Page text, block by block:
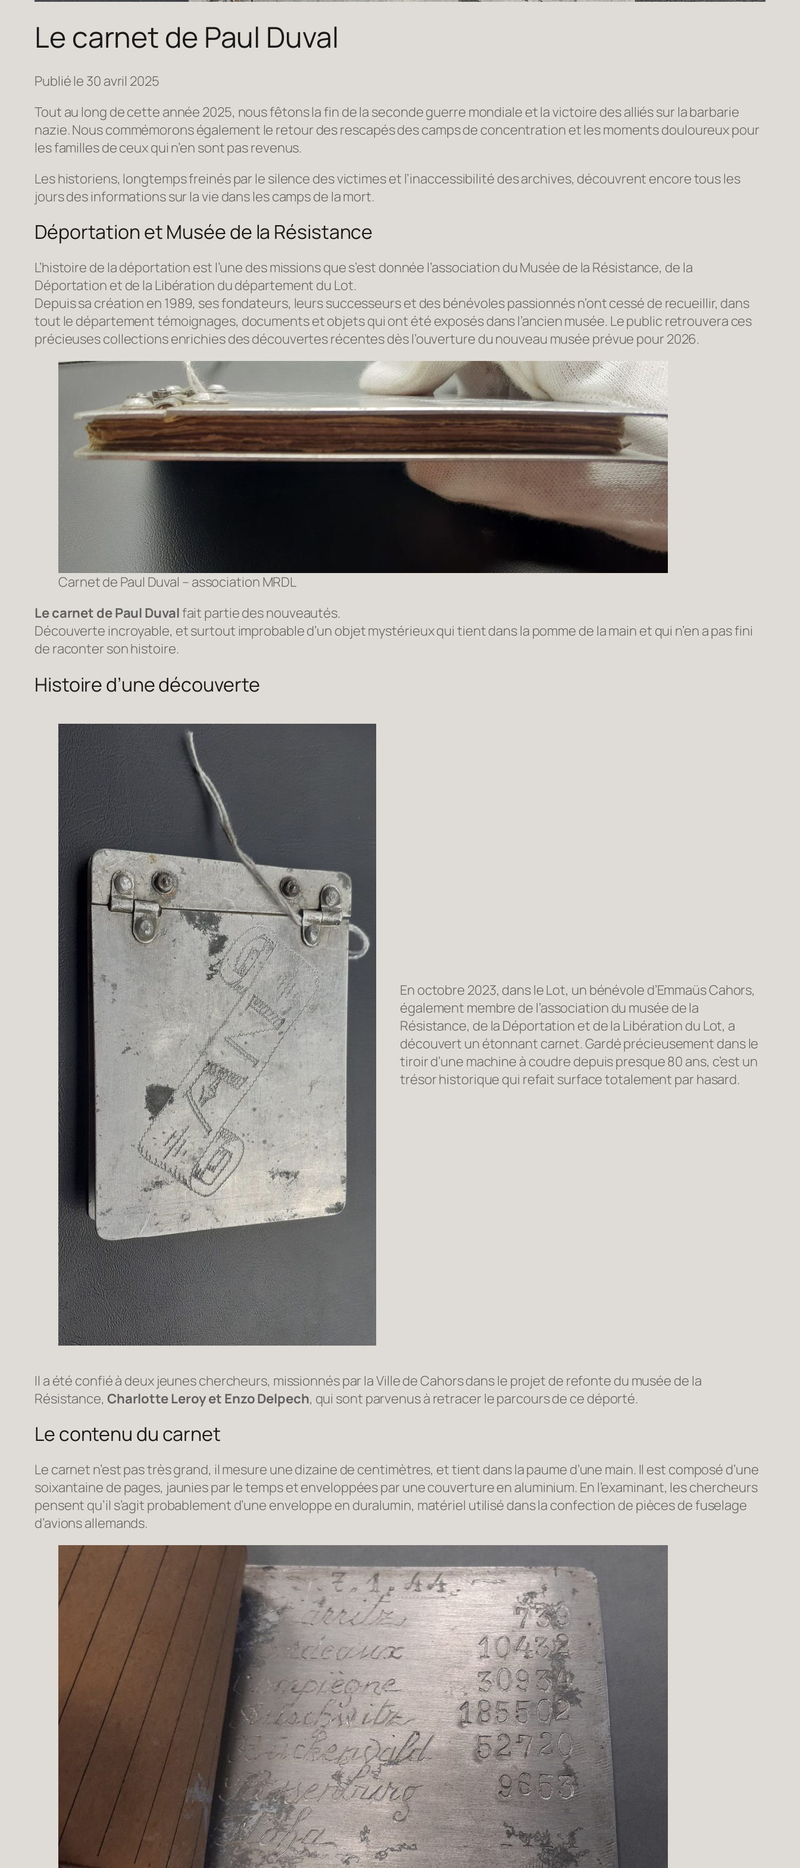
Le carnet de Paul Duval
30 avril 2025
Tout au long de cette année 2025, nous fêtons la fin de la seconde guerre mondiale et la victoire des alliés sur la barbarie
nazie. Nous commémorons également le retour des rescapés des camps de concentration et les moments douloureux pour
les familles de ceux qui n’en sont pas revenus.
Les historiens, longtemps freinés par le silence des victimes et l’inaccessibilité des archives, découvrent encore tous les
jours des informations sur la vie dans les camps de la mort.
Déportation et Musée de la Résistance
L’histoire de la déportation est l’une des missions que s’est donnée l’association du Musée de la Résistance, de la
Déportation et de la Libération du département du Lot.
Depuis sa création en 1989, ses fondateurs, leurs successeurs et des bénévoles passionnés n’ont cessé de recueillir, dans
tout le département témoignages, documents et objets qui ont été exposés dans l’ancien musée. Le public retrouvera ces
précieuses collections enrichies des découvertes récentes dès l’ouverture du nouveau musée prévue pour 2026.
Carnet de Paul Duval – association MRDL
Le carnet de Paul Duvalfait partie des nouveautés.
Découverte incroyable, et surtout improbable d’un objet mystérieux qui tient dans la pomme de la main et qui n’en a pas fini
de raconter son histoire.
Histoire d’une découverte
En octobre 2023, dans le Lot, un bénévole d’Emmaüs Cahors,
également membre de l’association du musée de la
Résistance, de la Déportation et de la Libération du Lot, a
découvert un étonnant carnet. Gardé précieusement dans le
tiroir d’une machine à coudre depuis presque 80 ans, c’est un
trésor historique qui refait surface totalement par hasard.
Il a été confié à deux jeunes chercheurs, missionnés par la Ville de Cahors dans le projet de refonte du musée de la
Résistance, Charlotte Leroy et Enzo Delpech, qui sont parvenus à retracer le parcours de ce déporté.
Le contenu du carnet
Le carnet n’est pas très grand, il mesure une dizaine de centimètres, et tient dans la paume d’une main. Il est composé d’une
soixantaine de pages, jaunies par le temps et enveloppées par une couverture en aluminium. En l’examinant, les chercheurs
pensent qu’il s’agit probablement d’une enveloppe en duralumin, matériel utilisé dans la confection de pièces de fuselage
d’avions allemands.